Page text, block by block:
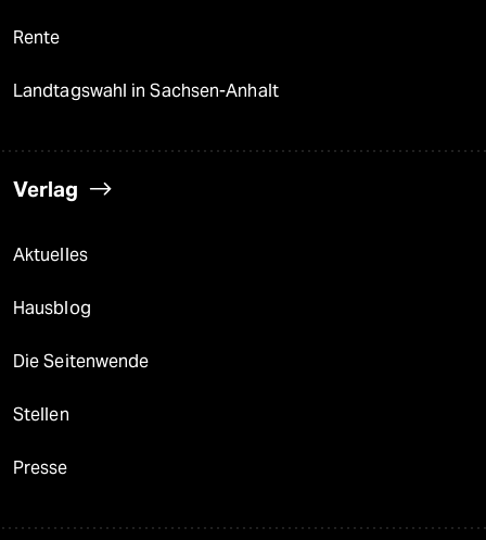
Rente
Landtagswahl in Sachsen-Anhalt
Verlag
Aktuelles
Hausblog
Die Seitenwende
Stellen
Presse